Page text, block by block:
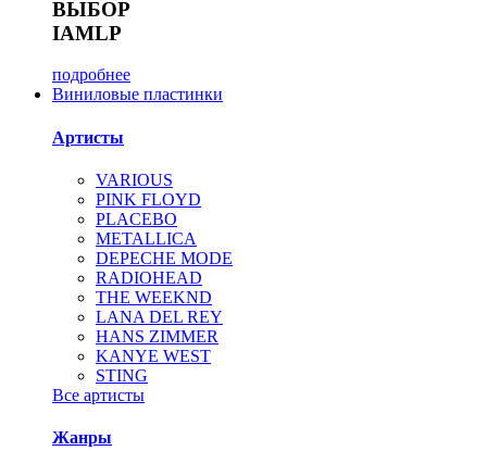
ВЫБОР
IAMLP
подробнее
Виниловые пластинки
Артисты
VARIOUS
PINK FLOYD
PLACEBO
METALLICA
DEPECHE MODE
RADIOHEAD
THE WEEKND
LANA DEL REY
HANS ZIMMER
KANYE WEST
STING
Все артисты
Жанры